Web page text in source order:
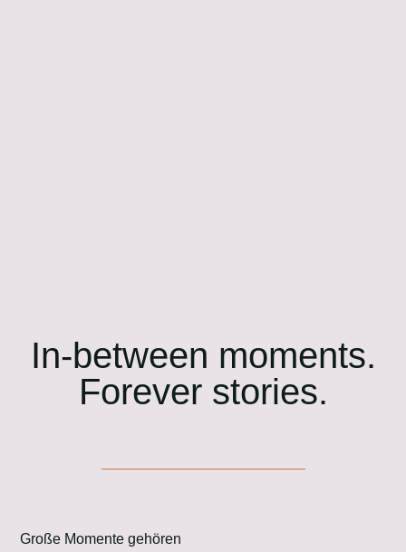
In-between moments.
Forever stories.
Große Momente gehören